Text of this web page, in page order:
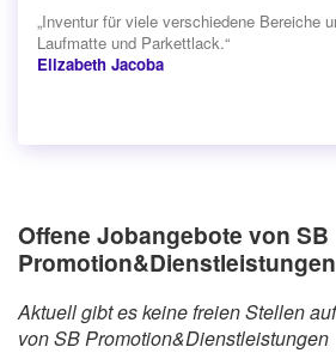
„Inventur für viele verschiedene Bereiche
Laufmatte und Parkettlack.“
Elizabeth Jacoba
Offene Jobangebote von SB
Promotion&Dienstleistungen
Aktuell gibt es keine freien Stellen
von SB Promotion&Dienstleistungen